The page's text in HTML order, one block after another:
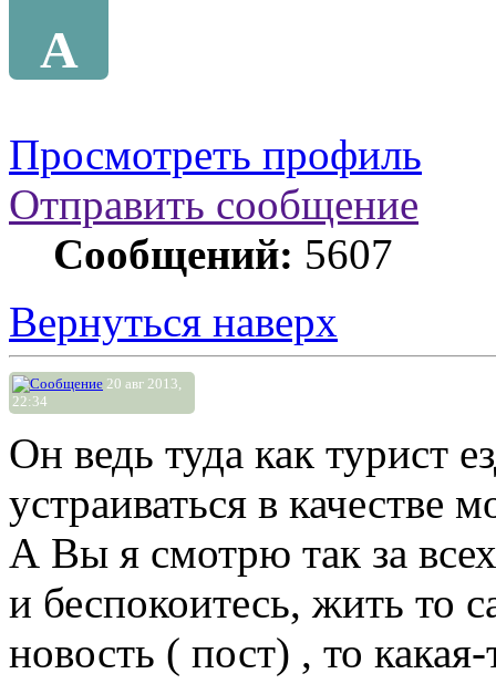
A
Просмотреть профиль
Отправить сообщение
Сообщений: 5607
Вернуться наверх
20 авг 2013,
22:34
Он ведь туда как турист
устраиваться в качестве
А Вы я смотрю так за
и беспокоитесь, жить то
новость ( пост) , то